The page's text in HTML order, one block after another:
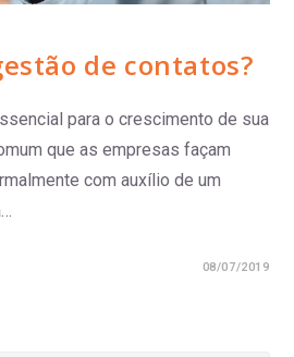
de contatos?
para o crescimento de sua
que as empresas façam
com auxílio de um
08/07/2019